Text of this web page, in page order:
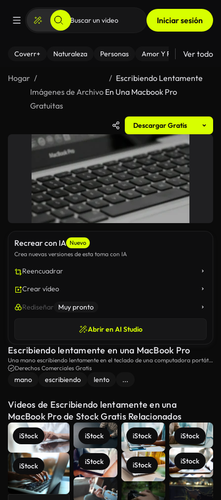
Iniciar sesión
Coverr+ Naturaleza Personas Amor Y Relaciones
Ver todo
Hogar
Imágenes de Archivo
Gratuitas
Escribiendo Lentamente
En Una Macbook Pro
Descargar Gratis
Recrear con IA Nuevo
Crea nuevas versiones de esta toma con IA
Reencuadrar
Crear vídeo
Rediseñar Muy pronto
Abrir en AI Studio
Escribiendo lentamente en una MacBook Pro
Una mano escribiendo lentamente en el teclado de una computadora portátil
MacBook Pro.
Derechos Comerciales Gratis
mano escribiendo lento ...
Videos de Escribiendo lentamente en una
MacBook Pro de Stock Gratis Relacionados
iStock
iStock
iStock
iStock
iStock
iStock
iStock
iStock
Ver más